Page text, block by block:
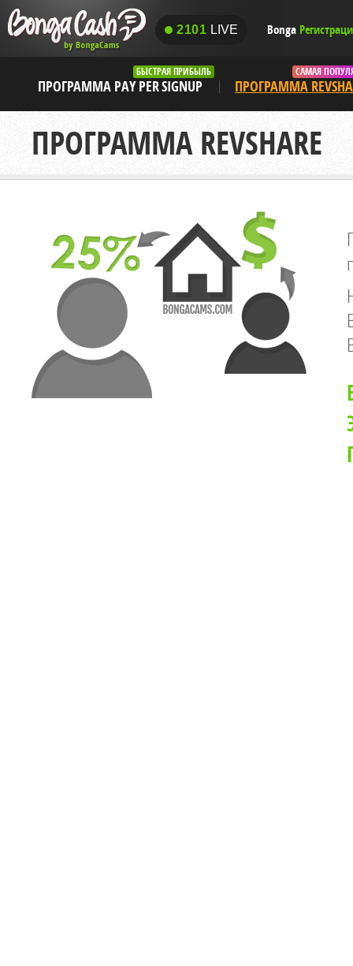
2101 LIVE Bonga
ПРОГРАММА PAY PER SIGNUP
БЫСТРАЯ ПРИБЫЛЬ
ПРОГРАММА
САМАЯ
ПРОГРАММА REVSHARE